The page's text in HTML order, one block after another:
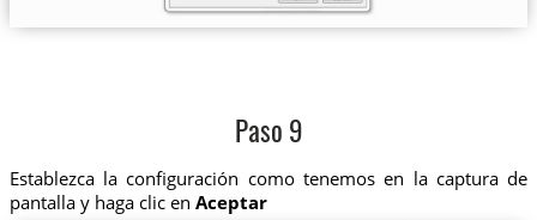
Paso 9
Establezca la configuración como tenemos en la captura de
pantalla y haga clic en Aceptar